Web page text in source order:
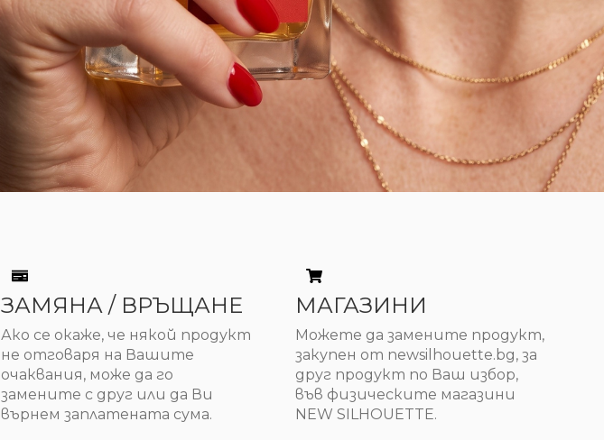
ЗАМЯНА / ВРЪЩАНЕ
Ако се окаже, че някой продукт
не отговаря на Вашите
очаквания, може да го
замените с друг или да Ви
върнем заплатената сума.
МАГАЗИНИ
Можете да замените продукт,
закупен от newsilhouette.bg, за
друг продукт по Ваш избор,
във физическите магазини
NEW SILHOUETTE.